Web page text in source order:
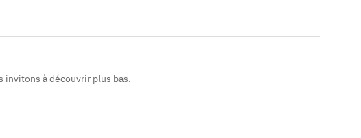
invitons à découvrir plus bas.